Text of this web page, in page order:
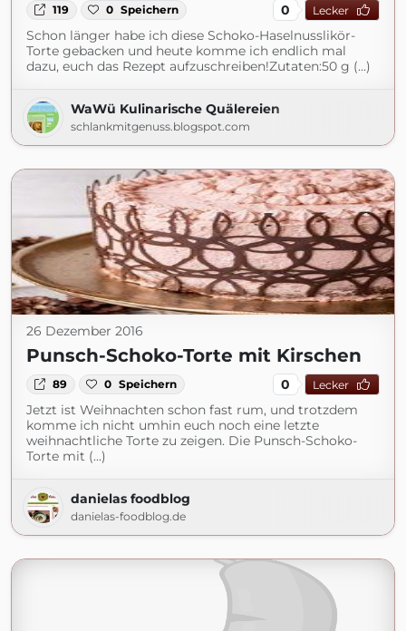
119 0 Speichern 0 Lecker
Schon länger habe ich diese Schoko-Haselnusslikör-
Torte gebacken und heute komme ich endlich mal
dazu, euch das Rezept aufzuschreiben!Zutaten:50 g (...)
WaWü Kulinarische Quälereien
schlankmitgenuss.blogspot.com
26 Dezember 2016
Punsch-Schoko-Torte mit Kirschen
89 0 Speichern 0 Lecker
Jetzt ist Weihnachten schon fast rum, und trotzdem
komme ich nicht umhin euch noch eine letzte
weihnachtliche Torte zu zeigen. Die Punsch-Schoko-
Torte mit (...)
danielas foodblog
danielas-foodblog.de